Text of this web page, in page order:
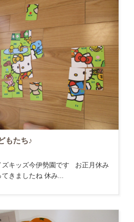
もたち♪
ズキッズ今伊勢園です お正月休み
きましたね 休み...